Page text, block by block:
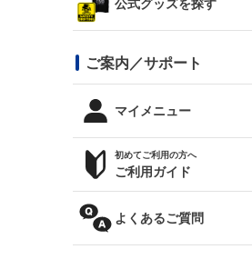
スタイリッシュライン
ボンネット
カナード
外装・補修パーツ
オリジンアーム(足回り)
レンズ
リアウイング
リアゲート
メンテナンスパーツ
PHANTOM LIP
DTM:exclusive
内装パーツ
まつど家 鉄心
まつど家 鉄八
JZX110 マークⅡ
ハイエース
シルビア S13
シルビア S14 前期
シルビア S15
180SX
スズキ
RX-7
スバル
BRZ
レクサス
三菱
デリカ D:5
軽自動車
汎用
GTウイング用ラダー
コンバットアイ用ライト
オプションタイヤ
サマータイヤ
ジムニー用タイヤ
ハイエース・バン用タイ
ホイールナット
公式グッズを探す
ステッカー
トップス(半袖)
トップス(長袖)
パーカー
ご案内／サポート
マイメニュー
ログインする
お気に入りリスト
初めてご利用の方へ
ご利用ガイド
よくあるご質問